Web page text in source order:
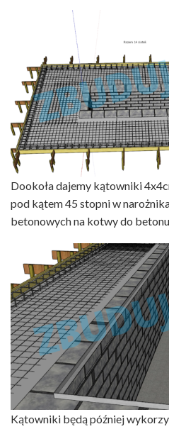
Dookoła dajemy kątowniki
pod kątem 45 stopni w
betonowych na kotwy do
Kątowniki będą później